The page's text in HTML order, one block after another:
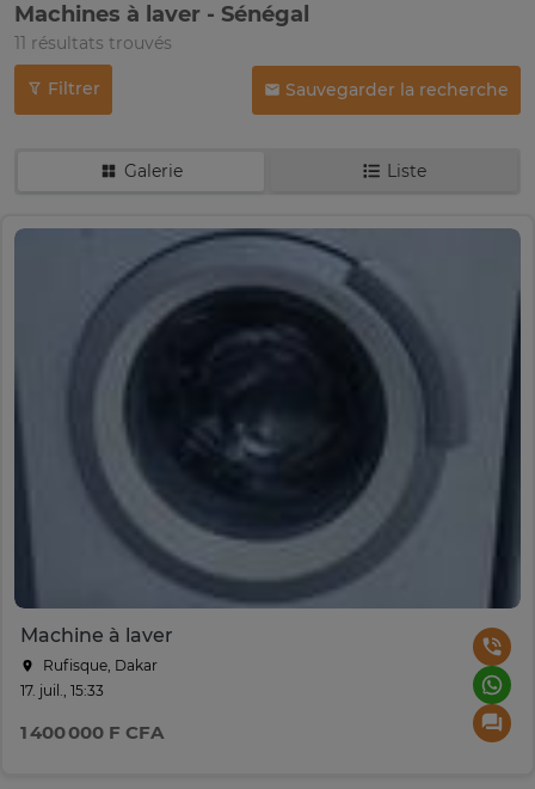
Machines à laver - Sénégal
11 résultats trouvés
Filtrer Sauvegarder la recherche
Galerie Liste
Machine à laver
Rufisque, Dakar
17. juil., 15:33
1 400 000 F CFA